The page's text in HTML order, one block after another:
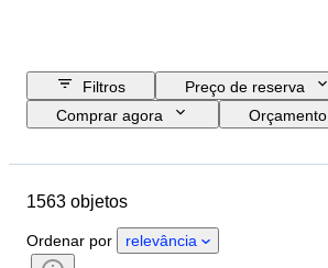
Filtros
Preço de reserva
Comprar agora
Orçamento
Marca
País de origem
Género
Estado
1563 objetos
Ordenar por relevância